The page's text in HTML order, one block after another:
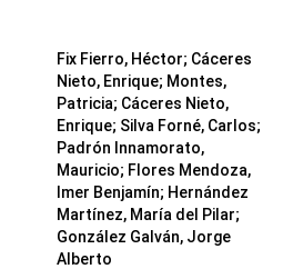
Fix Fierro, Héctor; Cáceres
Nieto, Enrique; Montes,
Patricia; Cáceres Nieto,
Enrique; Silva Forné, Carlos;
Padrón Innamorato,
Mauricio; Flores Mendoza,
Imer Benjamín; Hernández
Martínez, María del Pilar;
González Galván, Jorge
Alberto